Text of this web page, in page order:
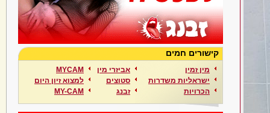
קישורים חמים
מין זמין
ישראליות משדרות
הכרויות
אביזרי מין
סטוצים
זבנג
MYCAM
למצוא זיון היום
MY-CAM